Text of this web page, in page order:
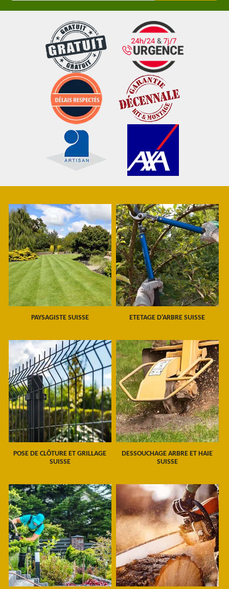
PAYSAGISTE SUISSE ETETAGE D'ARBRE SUISSE
POSE DE CLÔTURE ET GRILLAGE
SUISSE
DESSOUCHAGE ARBRE ET HAIE
SUISSE